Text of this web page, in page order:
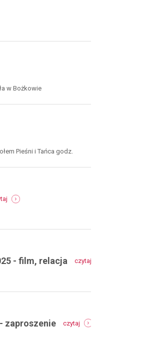
w Bożkowie
Pieśni i Tańca godz.
orszak
2026
nowa
2026
- film, relacja czytaj
zaproszenie czytaj
szopka